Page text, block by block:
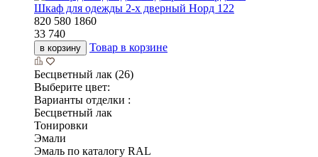
Шкаф для одежды 2-х дверный Норд 122
820 580 1860
33 740
в корзину Товар в корзине
Бесцветный лак (26)
Выберите цвет:
Варианты отделки :
Бесцветный лак
Тонировки
Эмали
Эмаль по каталогу RAL